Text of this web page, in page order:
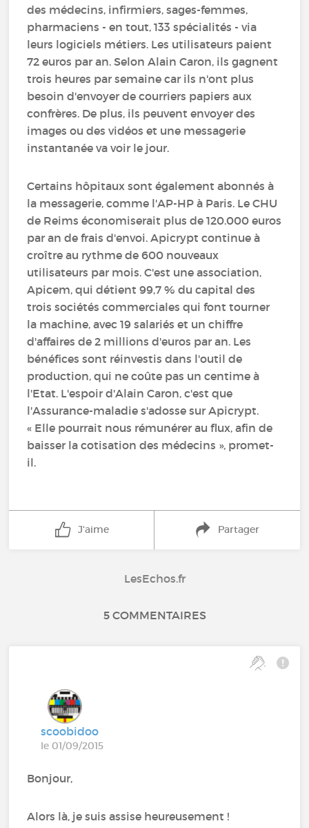
des médecins, infirmiers, sages-femmes,
pharmaciens - en tout, 133 spécialités - via
leurs logiciels métiers. Les utilisateurs paient
72 euros par an. Selon Alain Caron, ils gagnent
trois heures par semaine car ils n'ont plus
besoin d'envoyer de courriers papiers aux
confrères. De plus, ils peuvent envoyer des
images ou des vidéos et une messagerie
instantanée va voir le jour.
Certains hôpitaux sont également abonnés à
la messagerie, comme l'AP-HP à Paris. Le CHU
de Reims économiserait plus de 120.000 euros
par an de frais d'envoi. Apicrypt continue à
croître au rythme de 600 nouveaux
utilisateurs par mois. C'est une association,
Apicem, qui détient 99,7 % du capital des
trois sociétés commerciales qui font tourner
la machine, avec 19 salariés et un chiffre
d'affaires de 2 millions d'euros par an. Les
bénéfices sont réinvestis dans l'outil de
production, qui ne coûte pas un centime à
l'Etat. L'espoir d'Alain Caron, c'est que
l'Assurance-maladie s'adosse sur Apicrypt.
« Elle pourrait nous rémunérer au flux, afin de
baisser la cotisation des médecins », promet-
il.
J'aime Partager
LesEchos.fr
5 COMMENTAIRES
scoobidoo
le 01/09/2015
Bonjour,
Alors là, je suis assise heureusement !